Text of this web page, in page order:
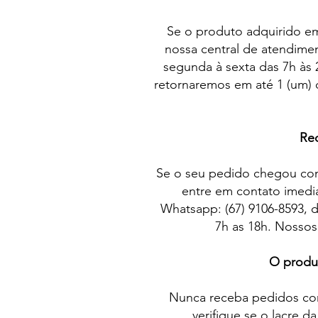
Se o produto adquirido
nossa central de
segunda à sexta das 7h
retornaremos em até 1
Se o seu pedido chegou
entre em contato
Whatsapp: (67) 9106-
7h as 18h.
O
Nunca receba pedidos